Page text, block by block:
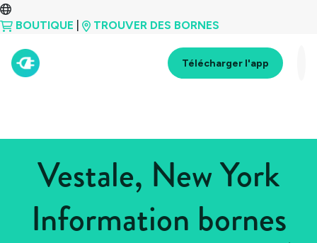
BOUTIQUE TROUVER DES BORNES
Télécharger l'app
Vestale, New York
Information bornes